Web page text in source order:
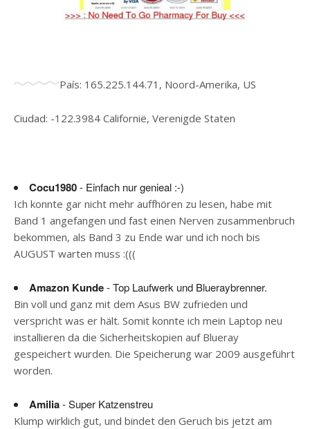
País: 165.225.144.71, Noord-Amerika, US
Ciudad: -122.3984 Californië, Verenigde Staten
Cocu1980- Einfach nur genieal :-)
Ich konnte gar nicht mehr auffhören zu lesen, habe mit
Band 1 angefangen und fast einen Nerven zusammenbruch
bekommen, als Band 3 zu Ende war und ich noch bis
AUGUST warten muss :(((
Amazon Kunde- Top Laufwerk und Blueraybrenner.
Bin voll und ganz mit dem Asus BW zufrieden und
verspricht was er hält. Somit konnte ich mein Laptop neu
installieren da die Sicherheitskopien auf Blueray
gespeichert wurden. Die Speicherung war 2009 ausgeführt
worden.
Amilia- Super Katzenstreu
Klump wirklich gut, und bindet den Geruch bis jetzt am